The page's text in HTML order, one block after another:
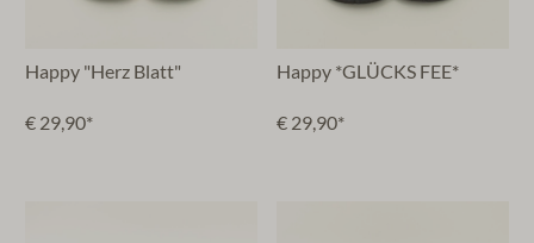
Happy "Herz Blatt"
€ 29,90*
Happy *GLÜCKS FEE*
€ 29,90*